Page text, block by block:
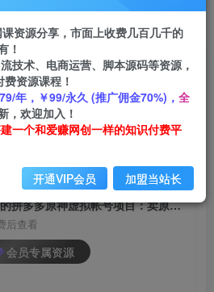
正文
的拼多多原神虚拟帐号项
赚了2万
关注 私信
（4860期）外面卖2980的拼多多原神虚拟帐号项目：卖原神游戏号5天赚了2万
后查看
会员专属资源
资源分享，市面上收费几百几千的
！
技术、电商运营、脚本源码等资源，
资源课程！
年，￥99/永久 (推广佣金70%)， 全
，欢迎加入！
一个和爱赚网创一样的知识付费平
开通VIP会员 加盟当站长